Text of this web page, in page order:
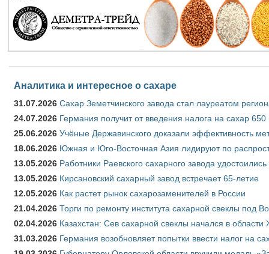
Аналитика и интересное о сахаре
31.07.2026 Сахар Земетчинского завода стал лауреатом
24.07.2026 Германия получит от введения налога на сахар
25.06.2026 Учёные Державинского доказали эффективность
18.06.2026 Южная и Юго-Восточная Азия лидируют по
13.05.2026 Работники Раевского сахарного завода удостоились
13.05.2026 Кирсановский сахарный завод встречает 65-летие
12.05.2026 Как растет рынок сахарозаменителей в России
21.04.2026 Торги по ремонту института сахарной свеклы под
02.04.2026 Казахстан: Сев сахарной свеклы начался в области
31.03.2026 Германия возобновляет попытки ввести налог на